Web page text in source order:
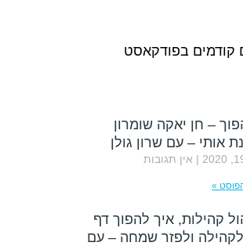
קודמים בפודקאסט
– חן יאקה שומרון
אותי – עם שרון גולן
אין תגובות
»
קהילות, איך להפוך דף
ולפזר שמחה – עם